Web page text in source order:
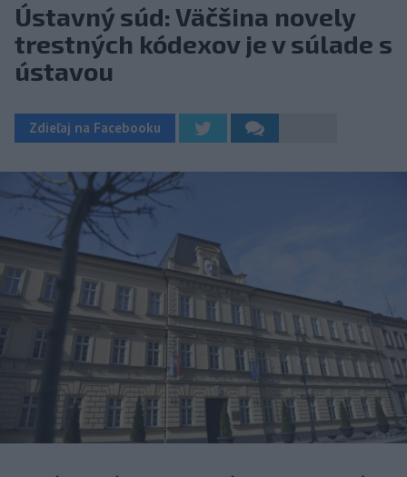
Ústavný súd: Väčšina novely
trestných kódexov je v súlade s
ústavou
Zdieľaj na Facebooku